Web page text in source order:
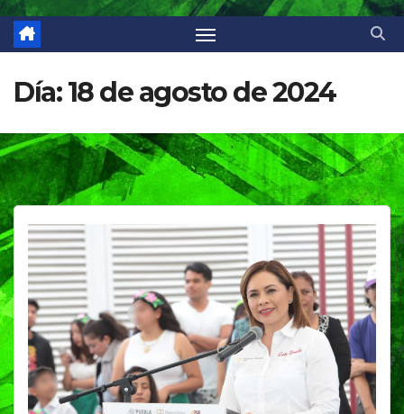
Día:18 de agosto de 2024